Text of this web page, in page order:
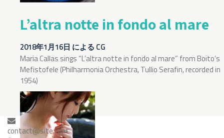
L’altra notte in fondo al mare
2018年1月16日 による CG
Maria Callas sings “L’altra notte in fondo al mare” from Boito’s
Mefistofele (Philharmonia Orchestra, Tullio Serafin, recorded in
1954)
contact@site.com